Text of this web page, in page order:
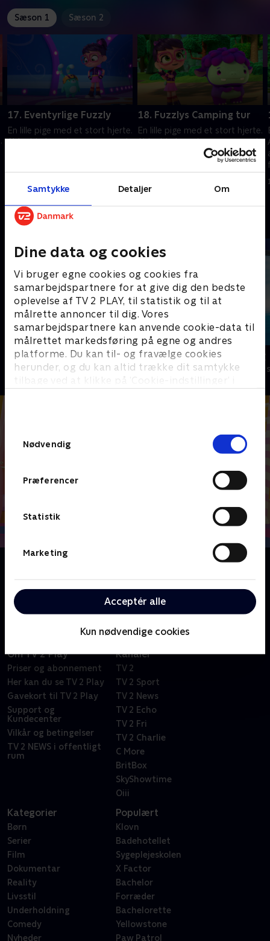
Samtykke Detaljer Om
Dine data og cookies
Vi bruger egne cookies og cookies fra
samarbejdspartnere for at give dig den bedste
oplevelse af TV 2 PLAY, til statistik og til at
målrette annoncer til dig. Vores
samarbejdspartnere kan anvende cookie-data til
målrettet markedsføring på egne og andres
platforme. Du kan til- og fravælge cookies
herunder, og du kan altid trække dit samtykke
tilbage ved at klikke på ’Cookie-indstillinger’ i
Nødvendig
Præferencer
Statistik
Marketing
Acceptér alle
Kun nødvendige cookies
Sæson 1 Sæson 2
17. Eventyrlige Fuzzly
En lille pige med et stort hjerte.
Abby hjælper sine venner med
18. Fuzzlys Camping tur
En lille pige med et stort hjerte.
Abby hjælper sine venner med
at løse problemer og svære
følelser sammen med de
Andre så også
Magnus & Myggen
Børneserier • 1 sæsoner
Vicke Viking
Børneserier • 1
forældres hotel.
Om TV 2 Play
Priser og abonnement
Her kan du se TV 2 Play
Gavekort til TV 2 Play
Support og
Kundecenter
Vilkår og betingelser
TV 2 NEWS i offentligt
rum
Kanaler
TV 2
TV 2 Sport
TV 2 News
TV 2 Echo
TV 2 Fri
TV 2 Charlie
C More
BritBox
SkyShowtime
Oiii
Kategorier
Børn
Serier
Film
Dokumentar
Reality
Livsstil
Underholdning
Comedy
Nyheder
Populært
Klovn
Badehotellet
Sygeplejeskolen
X Factor
Bachelor
Forræder
Bachelorette
Yellowstone
Paw Patrol